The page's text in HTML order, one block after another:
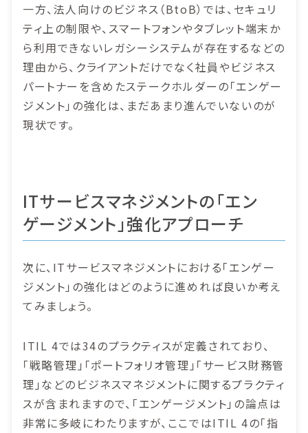
一方、法人向けのビジネス（BtoB）では、セキュリ
ティ上の制限や、スマートフォンやタブレット端末か
ら利用できないレガシーシステムが存在するなどの
理由から、クライアントだけでなく社員やビジネス
パートナーを含めたステークホルダーの「エンゲー
ジメント」の強化は、まだあまり進んでいないのが
現状です。
ITサービスマネジメントの「エン
ゲージメント」強化アプローチ
次に、ITサービスマネジメントにおける「エンゲー
ジメント」の強化はどのように進めれば良いか考え
てみましょう。
ITIL 4では34のプラクティスが定義されており、
「戦略管理」「ポートフォリオ管理」「サービス財務管
理」などのビジネスマネジメントに関するプラクティ
スが含まれますので、「エンゲージメント」の論点は
非常に多岐にわたりますが、ここではITIL 4の「指